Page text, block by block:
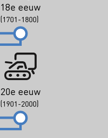
18e eeuw
(1701-1800)
20e eeuw
(1901-2000)